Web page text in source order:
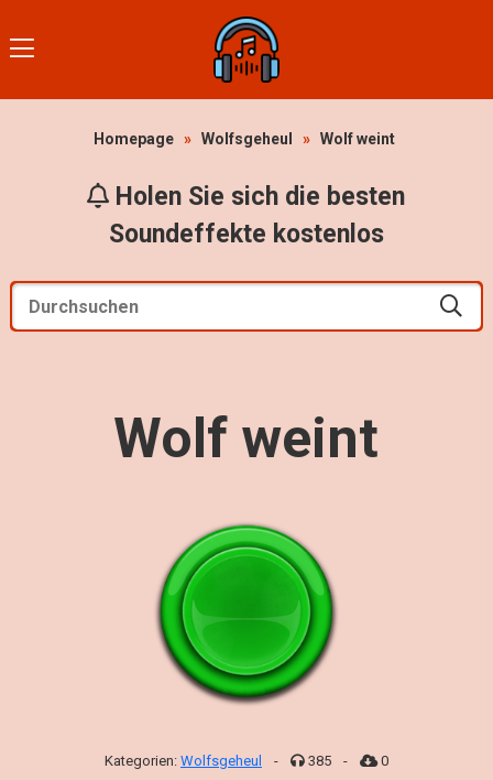
Homepage » Wolfsgeheul » Wolf weint
Holen Sie sich die besten
Soundeffekte kostenlos
Wolf weint
Kategorien: Wolfsgeheul - 385 - 0